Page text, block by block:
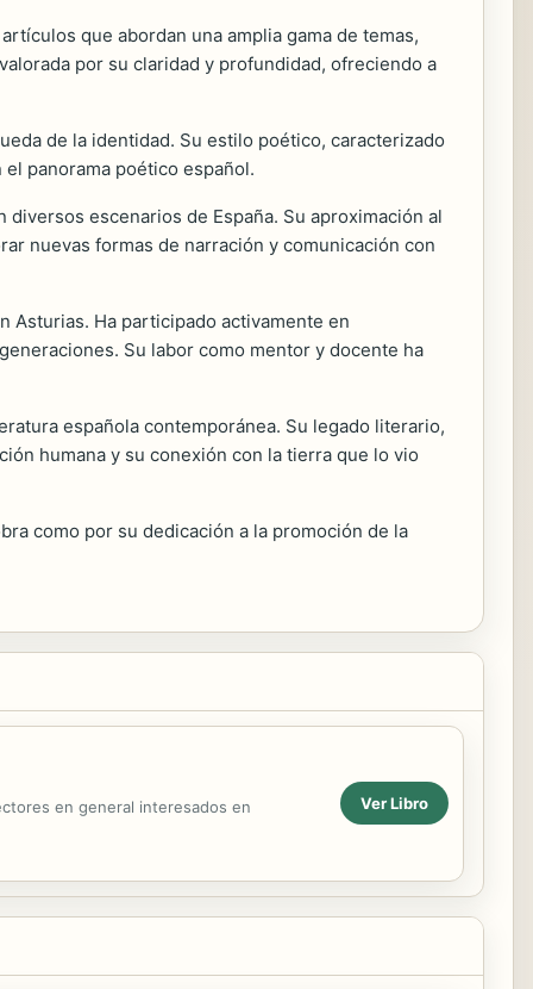
que abordan una amplia gama de temas,
por su claridad y profundidad, ofreciendo a
de la identidad. Su estilo poético, caracterizado
panorama poético español.
escenarios de España. Su aproximación al
nuevas formas de narración y comunicación con
Asturias. Ha participado activamente en
Su labor como mentor y docente ha
española contemporánea. Su legado literario,
humana y su conexión con la tierra que lo vio
como por su dedicación a la promoción de la
en general interesados en Ver Libro